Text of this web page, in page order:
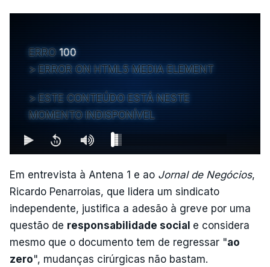
ERRO 100
ERROR ON HTML5 MEDIA ELEMENT
ESTE CONTEÚDO ESTÁ NESTE
MOMENTO INDISPONÍVEL
Em entrevista à Antena 1 e ao Jornal de Negócios,
Ricardo Penarroias, que lidera um sindicato
independente, justifica a adesão à greve por uma
questão de responsabilidade social e considera
mesmo que o documento tem de regressar "ao
zero", mudanças cirúrgicas não bastam.